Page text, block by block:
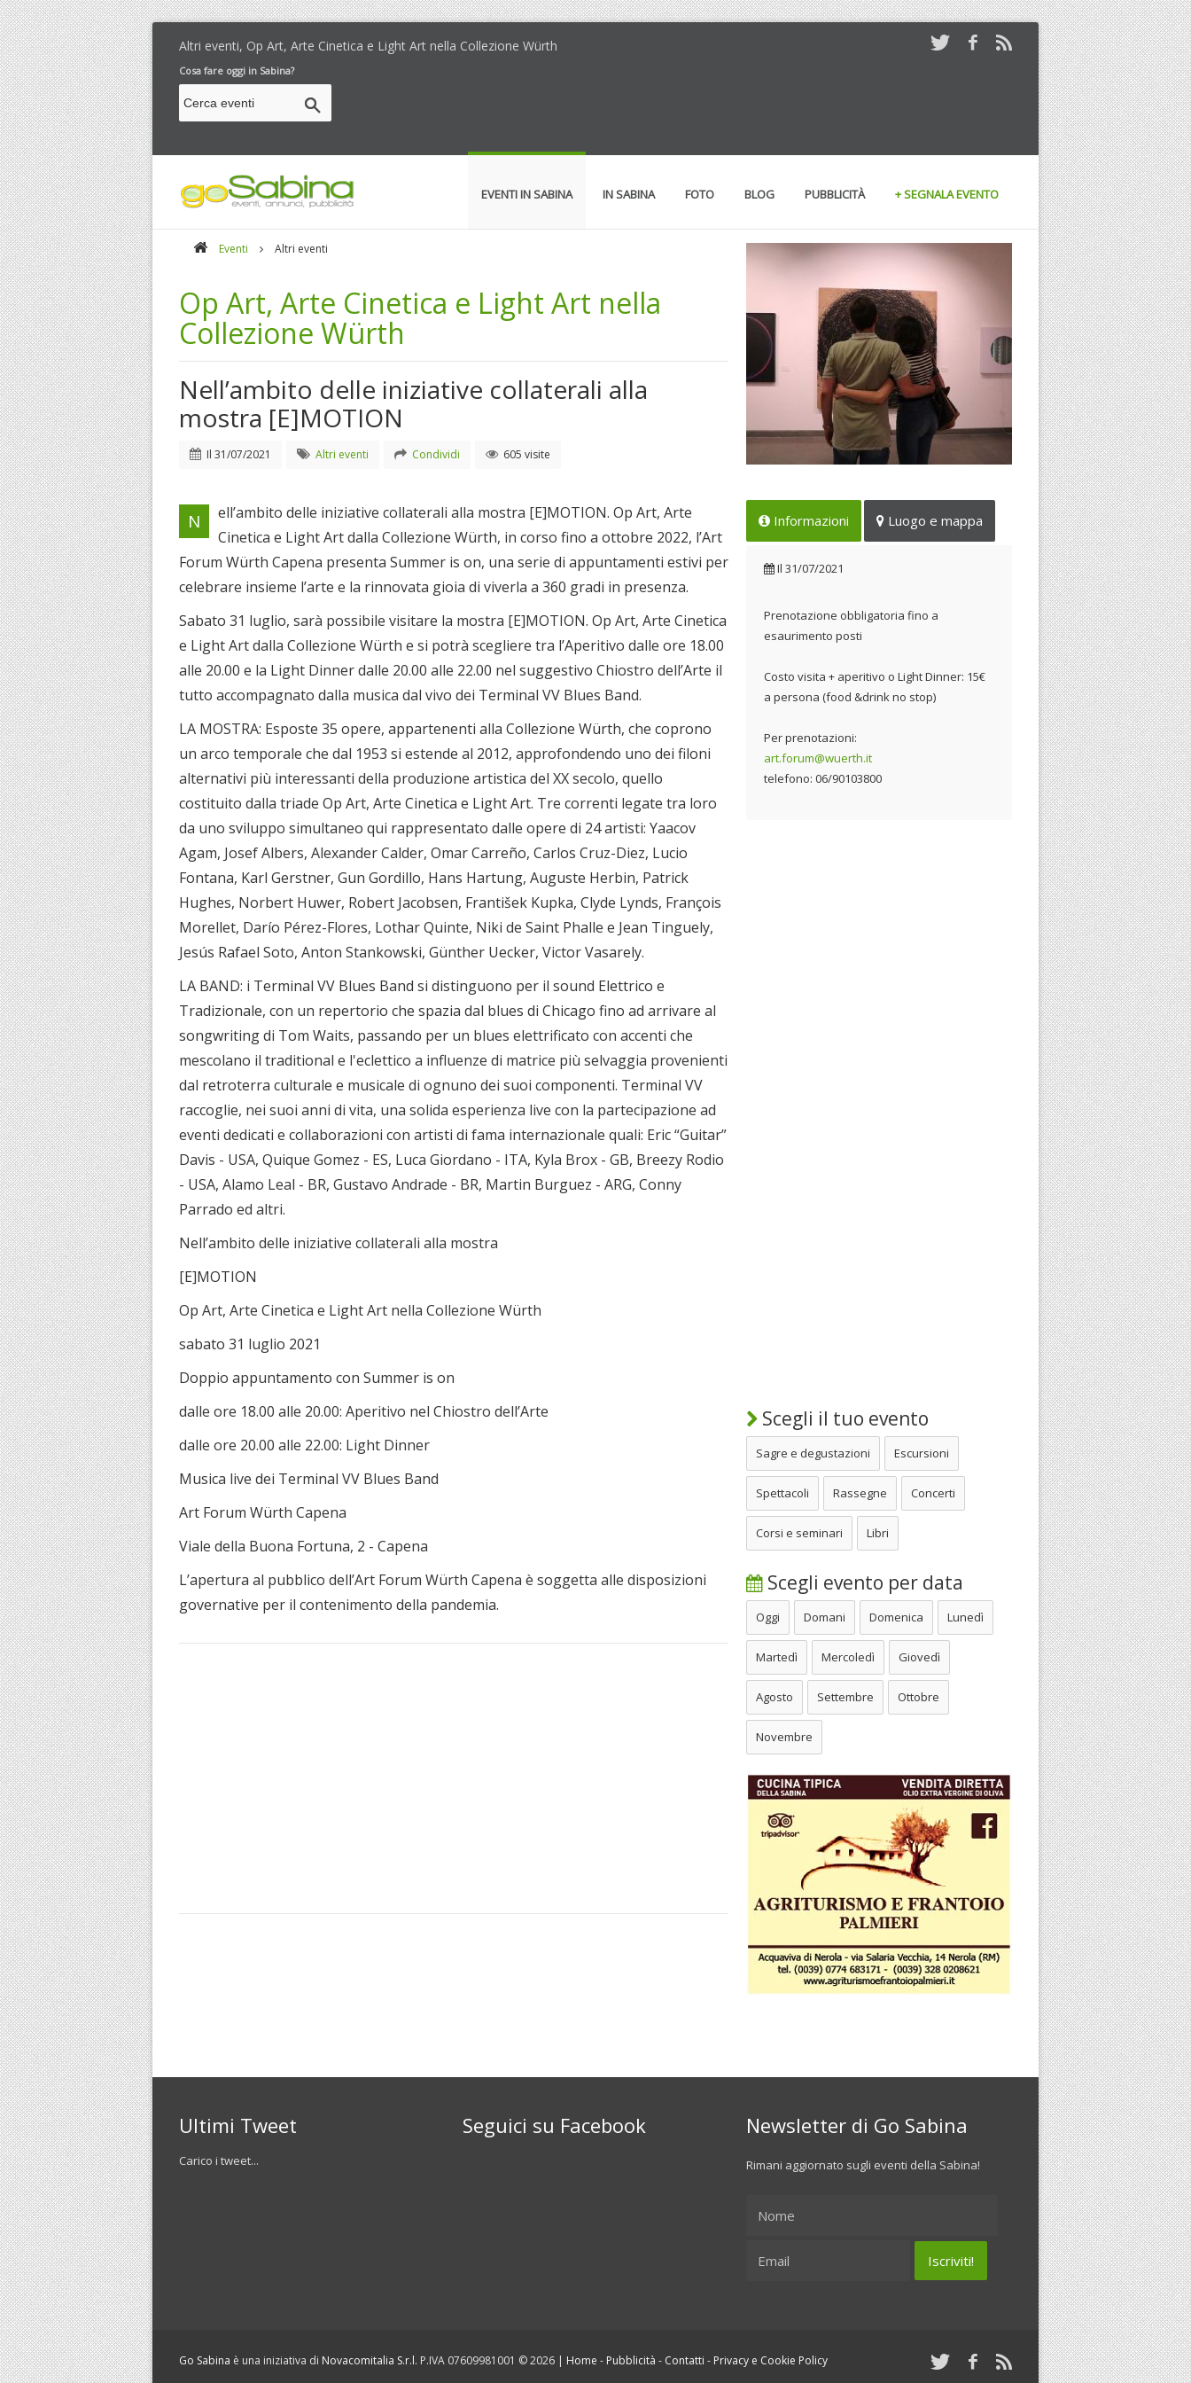
Altri eventi, Op Art, Arte Cinetica e Light Art nella Collezione Würth
Cosa fare oggi in Sabina?
EVENTI IN SABINA IN SABINA FOTO BLOG PUBBLICITÀ + SEGNALA EVENTO
Eventi Altri eventi
Op Art, Arte Cinetica e Light Art nella
Collezione Würth
Nell’ambito delle iniziative collaterali alla
mostra [E]MOTION
Il 31/07/2021 Altri eventi Condividi 605 visite
Nell’ambito delle iniziative
collaterali alla mostra [E]MOTION
Il 31/07/2021
N
ell’ambito delle iniziative collaterali alla mostra [E]MOTION. Op Art, Arte
Cinetica e Light Art dalla Collezione Würth, in corso fino a ottobre 2022, l’Art
Forum Würth Capena presenta Summer is on, una serie di appuntamenti estivi per
celebrare insieme l’arte e la rinnovata gioia di viverla a 360 gradi in presenza.
Sabato 31 luglio, sarà possibile visitare la mostra [E]MOTION. Op Art, Arte Cinetica
e Light Art dalla Collezione Würth e si potrà scegliere tra l’Aperitivo dalle ore 18.00
alle 20.00 e la Light Dinner dalle 20.00 alle 22.00 nel suggestivo Chiostro dell’Arte il
tutto accompagnato dalla musica dal vivo dei Terminal VV Blues Band.
LA MOSTRA: Esposte 35 opere, appartenenti alla Collezione Würth, che coprono
un arco temporale che dal 1953 si estende al 2012, approfondendo uno dei filoni
alternativi più interessanti della produzione artistica del XX secolo, quello
costituito dalla triade Op Art, Arte Cinetica e Light Art. Tre correnti legate tra loro
da uno sviluppo simultaneo qui rappresentato dalle opere di 24 artisti: Yaacov
Agam, Josef Albers, Alexander Calder, Omar Carreño, Carlos Cruz-Diez, Lucio
Fontana, Karl Gerstner, Gun Gordillo, Hans Hartung, Auguste Herbin, Patrick
Hughes, Norbert Huwer, Robert Jacobsen, František Kupka, Clyde Lynds, François
Morellet, Darío Pérez-Flores, Lothar Quinte, Niki de Saint Phalle e Jean Tinguely,
Jesús Rafael Soto, Anton Stankowski, Günther Uecker, Victor Vasarely.
LA BAND: i Terminal VV Blues Band si distinguono per il sound Elettrico e
Tradizionale, con un repertorio che spazia dal blues di Chicago fino ad arrivare al
songwriting di Tom Waits, passando per un blues elettrificato con accenti che
mescolano il traditional e l'eclettico a influenze di matrice più selvaggia provenienti
dal retroterra culturale e musicale di ognuno dei suoi componenti. Terminal VV
raccoglie, nei suoi anni di vita, una solida esperienza live con la partecipazione ad
eventi dedicati e collaborazioni con artisti di fama internazionale quali: Eric “Guitar”
Davis - USA, Quique Gomez - ES, Luca Giordano - ITA, Kyla Brox - GB, Breezy Rodio
- USA, Alamo Leal - BR, Gustavo Andrade - BR, Martin Burguez - ARG, Conny
Parrado ed altri.
Nell’ambito delle iniziative collaterali alla mostra
[E]MOTION
Op Art, Arte Cinetica e Light Art nella Collezione Würth
sabato 31 luglio 2021
Doppio appuntamento con Summer is on
dalle ore 18.00 alle 20.00: Aperitivo nel Chiostro dell’Arte
dalle ore 20.00 alle 22.00: Light Dinner
Musica live dei Terminal VV Blues Band
Art Forum Würth Capena
Viale della Buona Fortuna, 2 - Capena
L’apertura al pubblico dell’Art Forum Würth Capena è soggetta alle disposizioni
governative per il contenimento della pandemia.
Informazioni Luogo e mappa
Il 31/07/2021
Prenotazione obbligatoria fino a
esaurimento posti
Costo visita + aperitivo o Light Dinner: 15€
a persona (food &drink no stop)
Per prenotazioni:
art.forum@wuerth.it
telefono: 06/90103800
Scegli il tuo evento
Sagre e degustazioni Escursioni
Spettacoli Rassegne Concerti
Corsi e seminari Libri
Scegli evento per data
Oggi Domani Domenica Lunedì
Martedì Mercoledì Giovedì
Agosto Settembre Ottobre
Novembre
Ultimi Tweet
Carico i tweet...
Seguici su Facebook Newsletter di Go Sabina
Rimani aggiornato sugli eventi della Sabina!
Go Sabina è una iniziativa di Novacomitalia S.r.l. P.IVA 07609981001 © 2026 | Home - Pubblicità - Contatti - Privacy e Cookie Policy